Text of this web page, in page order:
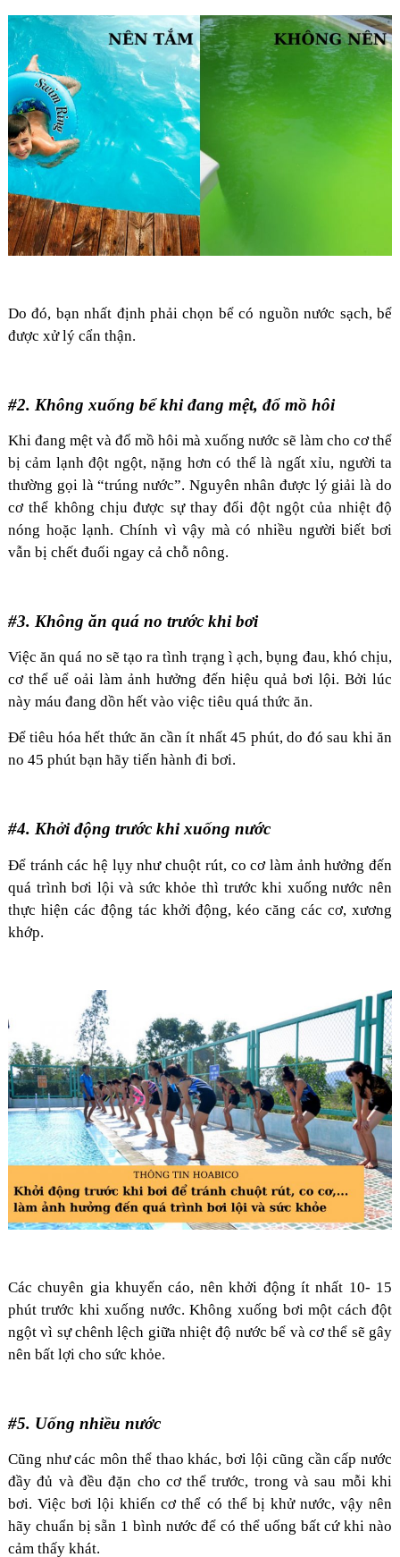
Do đó, bạn nhất định phải chọn bể có nguồn nước sạch, bể
được xử lý cẩn thận.
#2. Không xuống bể khi đang mệt, đổ mồ hôi
Khi đang mệt và đổ mồ hôi mà xuống nước sẽ làm cho cơ thể
bị cảm lạnh đột ngột, nặng hơn có thể là ngất xỉu, người ta
thường gọi là “trúng nước”. Nguyên nhân được lý giải là do
cơ thể không chịu được sự thay đổi đột ngột của nhiệt độ
nóng hoặc lạnh. Chính vì vậy mà có nhiều người biết bơi
vẫn bị chết đuối ngay cả chỗ nông.
#3. Không ăn quá no trước khi bơi
Việc ăn quá no sẽ tạo ra tình trạng ì ạch, bụng đau, khó chịu,
cơ thể uể oải làm ảnh hưởng đến hiệu quả bơi lội. Bởi lúc
này máu đang dồn hết vào việc tiêu quá thức ăn.
Để tiêu hóa hết thức ăn cần ít nhất 45 phút, do đó sau khi ăn
no 45 phút bạn hãy tiến hành đi bơi.
#4. Khởi động trước khi xuống nước
Để tránh các hệ lụy như chuột rút, co cơ làm ảnh hưởng đến
quá trình bơi lội và sức khỏe thì trước khi xuống nước nên
thực hiện các động tác khởi động, kéo căng các cơ, xương
khớp.
Các chuyên gia khuyến cáo, nên khởi động ít nhất 10- 15
phút trước khi xuống nước. Không xuống bơi một cách đột
ngột vì sự chênh lệch giữa nhiệt độ nước bể và cơ thể sẽ gây
nên bất lợi cho sức khỏe.
#5. Uống nhiều nước
Cũng như các môn thể thao khác, bơi lội cũng cần cấp nước
đầy đủ và đều đặn cho cơ thể trước, trong và sau mỗi khi
bơi. Việc bơi lội khiến cơ thể có thể bị khử nước, vậy nên
hãy chuẩn bị sẵn 1 bình nước để có thể uống bất cứ khi nào
cảm thấy khát.